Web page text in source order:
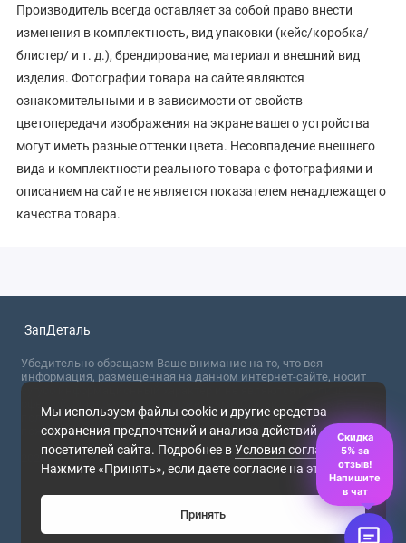
Производитель всегда оставляет за собой право внести
изменения в комплектность, вид упаковки (кейс/коробка/
блистер/ и т. д.), брендирование, материал и внешний вид
изделия. Фотографии товара на сайте являются
ознакомительными и в зависимости от свойств
цветопередачи изображения на экране вашего устройства
могут иметь разные оттенки цвета. Несовпадение внешнего
вида и комплектности реального товара с фотографиями и
описанием на сайте не является показателем ненадлежащего
качества товара.
Мы используем файлы cookie и другие средства
сохранения предпочтений и анализа действий
посетителей сайта. Подробнее вУсловия соглашения.
Нажмите «Принять», если даете согласие на это.
Принять
ЗапДеталь
Убедительно обращаем Ваше внимание на то, что вся
информация, размещенная на данном интернет-сайте, носит
сугубо информационный характер и не являются публичной
офертой, определяемой положениями Статьи 437 (2) ГК РФ. Для
получения точной информации о стоимости товаров,
пожалуйста, обращайтесь в ближайший офис продаж.
2026
Скидка
5% за
отзыв!
Напишите
в чат